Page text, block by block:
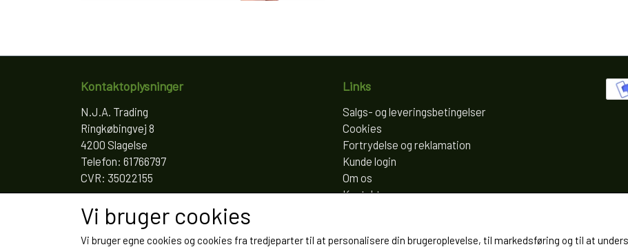
Kontaktoplysninger
N.J.A. Trading
Ringkøbingvej 8
4200 Slagelse
Telefon: 61766797
CVR: 35022155
Links
Salgs- og leveringsbetingelser
Cookies
Fortrydelse og reklamation
Kunde login
Om os
Kontakt
Vi bruger cookies
Vi bruger egne cookies og cookies fra tredjeparter til at personalisere din brugeroplevelse, til markedsføring og til at